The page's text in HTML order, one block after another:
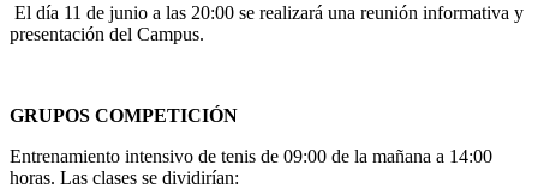
El día 11 de junio a las 20:00 se realizará una reunión informativa y
presentación del Campus.
GRUPOS COMPETICIÓN
Entrenamiento intensivo de tenis de 09:00 de la mañana a 14:00
horas. Las clases se dividirían: